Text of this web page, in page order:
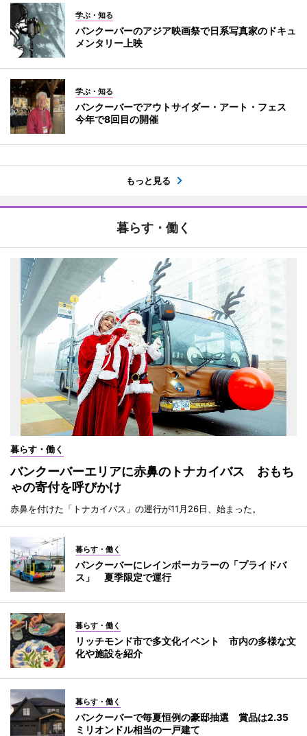
学ぶ・知る
バンクーバーのアジア映画祭で日系写真家のドキュ
メンタリー上映
学ぶ・知る
バンクーバーでアウトサイダー・アート・フェス
今年で8回目の開催
もっと見る
暮らす・働く
暮らす・働く
バンクーバーエリアに赤鼻のトナカイバス おもち
ゃの寄付を呼びかけ
赤鼻を付けた「トナカイバス」の運行が11月26日、始まった。
暮らす・働く
バンクーバーにレインボーカラーの「プライドバ
ス」 夏季限定で運行
暮らす・働く
リッチモンド市で多文化イベント 市内の多様な文
化や施設を紹介
暮らす・働く
バンクーバーで毎夏恒例の豪邸抽選 賞品は2.35
ミリオンドル相当の一戸建て